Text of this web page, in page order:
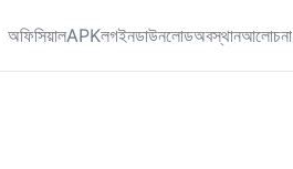
অফিসিয়ালAPKলগইনডাউনলোডঅবস্থানআলোচনা